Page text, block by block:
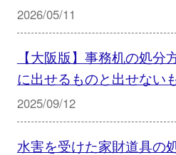
2026/05/11
【大阪版】事務机の処分
に出せるものと出せない
2025/09/12
水害を受けた家財道具の